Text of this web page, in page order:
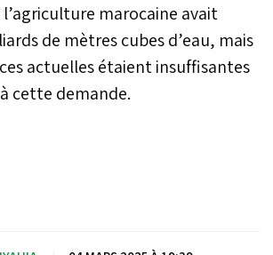
marocaine avait
de mètres cubes d’eau, mais
actuelles étaient insuffisantes
cette demande.